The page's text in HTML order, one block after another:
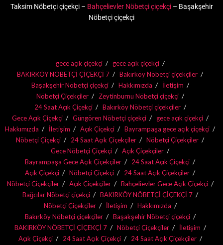
Taksim Nöbetçi çiçekçi – Bahçelievler Nöbetçi çiçekçi– Başakşehir
Nöbetçi çiçekçi
gece açık çiçekçi
gece açık çiçekçi
BAKIRKÖY NÖBETÇİ ÇİÇEKÇİ 7
Bakırköy Nöbetçi çiçekçiler
Başakşehir Nöbetçi çiçekçi
Hakkımızda
İletişim
Nöbetçi Çiçekçiler
Zeytinburnu Nöbetçi çiçekçi
24 Saat Açık Çiçekçi
Bakırköy Nöbetçi çiçekçiler
Gece Açık Çiçekçi
Güngören Nöbetçi çiçekçi
gece açık çiçekçi
Hakkımızda
İletişim Açık Çiçekçi
Bayrampaşa gece açık çiçekçi
Nöbetçi Çiçekçi
24 Saat Açık Çiçekçiler
Nöbetçi Çiçekçiler
Gece Nöbetçi Çiçekçi
Açık Çiçekçiler
Bayrampaşa Gece Açık Çiçekçiler
24 Saat Açık Çiçekçi
Açık Çiçekçi
Nöbetçi Çiçekçi
24 Saat Açık Çiçekçiler
Nöbetçi Çiçekçiler
Açık Çiçekçiler
Bahçelievler Gece Açık Çiçekçi
Bağcılar Nöbetçi çiçekçi
BAKIRKÖY NÖBETÇİ ÇİÇEKÇİ 7
Nöbetçi Çiçekçiler
İletişim
Hakkımızda
Bakırköy Nöbetçi çiçekçiler
Başakşehir Nöbetçi çiçekçi
BAKIRKÖY NÖBETÇİ ÇİÇEKÇİ 7
Nöbetçi Çiçekçiler
İletişim
Açık Çiçekçi
24 Saat Açık Çiçekçi
24 Saat Açık Çiçekçiler